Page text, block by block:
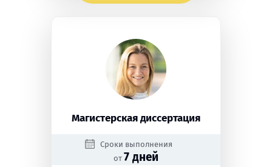
Магистерская диссертация
Сроки выполнения
от 7 дней